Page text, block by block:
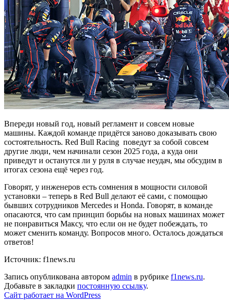
Впереди новый год, новый регламент и совсем новые
машины. Каждой команде придётся заново доказывать свою
состоятельность. Red Bull Racing поведут за собой совсем
другие люди, чем начинали сезон 2025 года, а куда они
приведут и останутся ли у руля в случае неудач, мы обсудим в
итогах сезона ещё через год.
Говорят, у инженеров есть сомнения в мощности силовой
установки – теперь в Red Bull делают её сами, с помощью
бывших сотрудников Mercedes и Honda. Говорят, в команде
опасаются, что сам принцип борьбы на новых машинах может
не понравиться Максу, что если он не будет побеждать, то
может сменить команду. Вопросов много. Осталось дождаться
ответов!
Источник: f1news.ru
Запись опубликована автором admin в рубрике f1news.ru.
Добавьте в закладки постоянную ссылку.
Сайт работает на WordPress